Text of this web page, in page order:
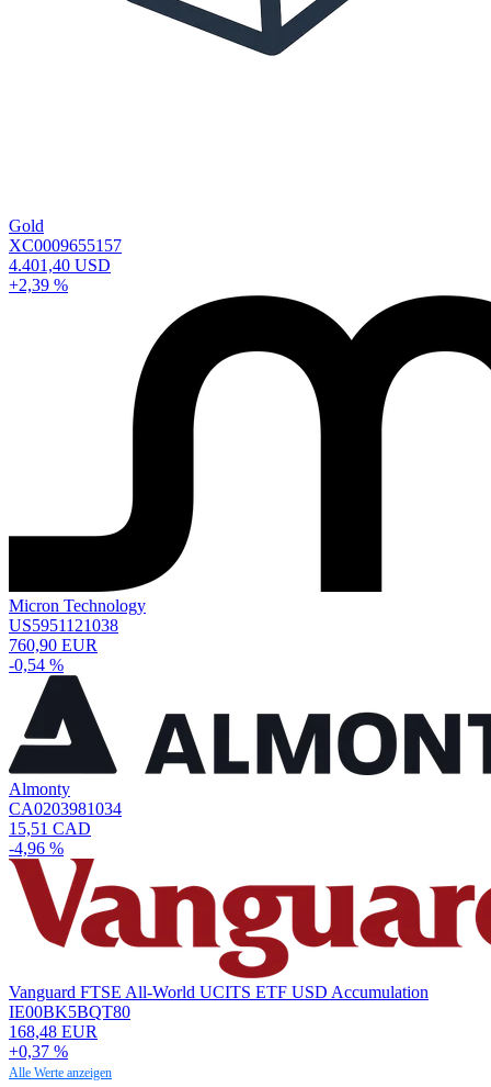
Gold
XC0009655157
4.401,40 USD
+2,39 %
Micron Technology
US5951121038
760,90 EUR
-0,54 %
Almonty
CA0203981034
15,51 CAD
-4,96 %
Vanguard FTSE All-World UCITS ETF USD Accumulation
IE00BK5BQT80
168,48 EUR
+0,37 %
Alle Werte anzeigen